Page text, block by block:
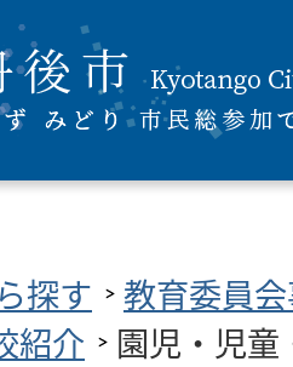
探す
教育委員
紹介 園児・児童